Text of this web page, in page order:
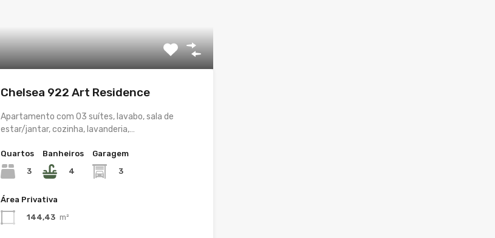
Chelsea 922 Art Residence
Apartamento com 03 suítes, lavabo, sala de
estar/jantar, cozinha, lavanderia,…
Quartos
3
Banheiros
4
Garagem
3
Área Privativa
144,43 m²